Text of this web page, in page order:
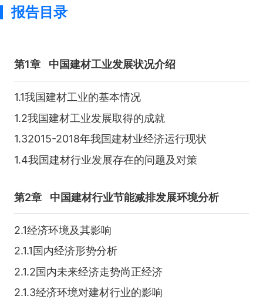
报告目录
第1章 中国建材工业发展状况介绍
1.1我国建材工业的基本情况
1.2我国建材工业发展取得的成就
1.32015-2018年我国建材业经济运行现状
1.4我国建材行业发展存在的问题及对策
第2章 中国建材行业节能减排发展环境分析
2.1经济环境及其影响
2.1.1国内经济形势分析
2.1.2国内未来经济走势尚正经济
2.1.3经济环境对建材行业的影响